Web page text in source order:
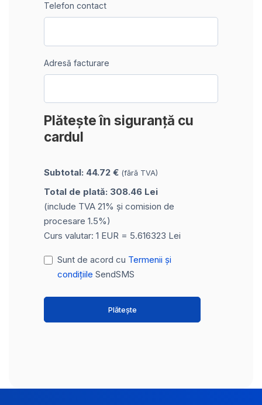
Telefon contact
Adresă facturare
Plătește în siguranță cu
cardul
Subtotal: 44.72 € (fără TVA)
Total de plată: 308.46 Lei
(include TVA 21% și comision de
procesare 1.5%)
Curs valutar: 1 EUR = 5.616323 Lei
Sunt de acord cu Termenii și
condițiile SendSMS
Plătește